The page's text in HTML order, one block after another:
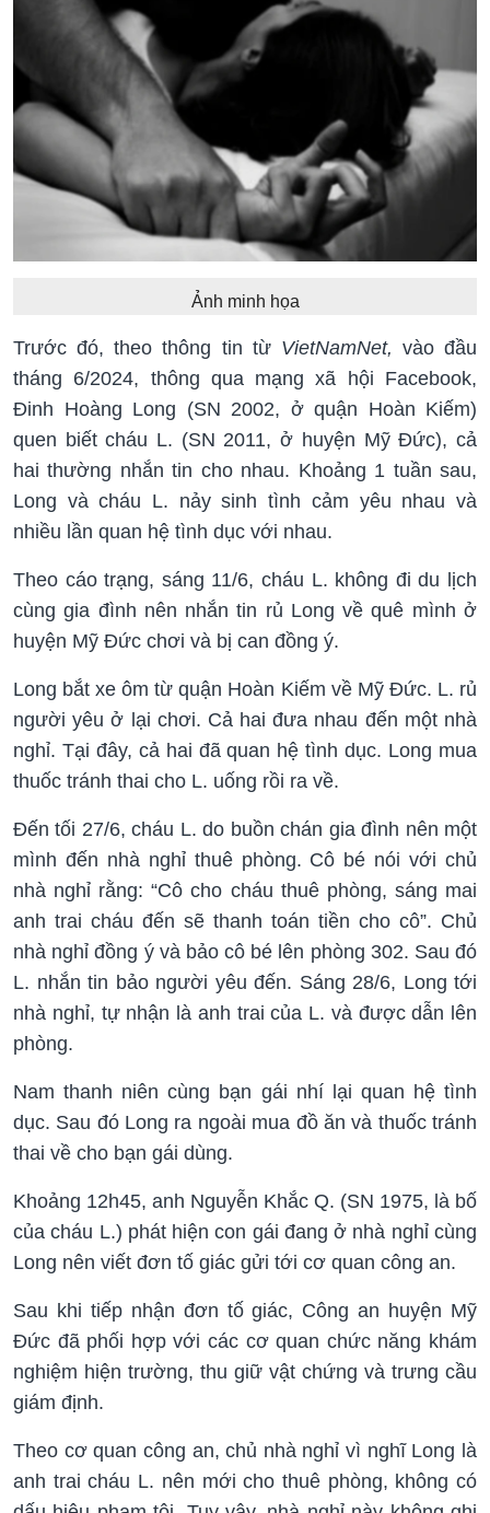
Ảnh minh họa
Trước đó, theo thông tin từ VietNamNet, vào đầu
tháng 6/2024, thông qua mạng xã hội Facebook,
Đinh Hoàng Long (SN 2002, ở quận Hoàn Kiếm)
quen biết cháu L. (SN 2011, ở huyện Mỹ Đức), cả
hai thường nhắn tin cho nhau. Khoảng 1 tuần sau,
Long và cháu L. nảy sinh tình cảm yêu nhau và
nhiều lần quan hệ tình dục với nhau.
Theo cáo trạng, sáng 11/6, cháu L. không đi du lịch
cùng gia đình nên nhắn tin rủ Long về quê mình ở
huyện Mỹ Đức chơi và bị can đồng ý.
Long bắt xe ôm từ quận Hoàn Kiếm về Mỹ Đức. L. rủ
người yêu ở lại chơi. Cả hai đưa nhau đến một nhà
nghỉ. Tại đây, cả hai đã quan hệ tình dục. Long mua
thuốc tránh thai cho L. uống rồi ra về.
Đến tối 27/6, cháu L. do buồn chán gia đình nên một
mình đến nhà nghỉ thuê phòng. Cô bé nói với chủ
nhà nghỉ rằng: “Cô cho cháu thuê phòng, sáng mai
anh trai cháu đến sẽ thanh toán tiền cho cô”. Chủ
nhà nghỉ đồng ý và bảo cô bé lên phòng 302. Sau đó
L. nhắn tin bảo người yêu đến. Sáng 28/6, Long tới
nhà nghỉ, tự nhận là anh trai của L. và được dẫn lên
phòng.
Nam thanh niên cùng bạn gái nhí lại quan hệ tình
dục. Sau đó Long ra ngoài mua đồ ăn và thuốc tránh
thai về cho bạn gái dùng.
Khoảng 12h45, anh Nguyễn Khắc Q. (SN 1975, là bố
của cháu L.) phát hiện con gái đang ở nhà nghỉ cùng
Long nên viết đơn tố giác gửi tới cơ quan công an.
Sau khi tiếp nhận đơn tố giác, Công an huyện Mỹ
Đức đã phối hợp với các cơ quan chức năng khám
nghiệm hiện trường, thu giữ vật chứng và trưng cầu
giám định.
Theo cơ quan công an, chủ nhà nghỉ vì nghĩ Long là
anh trai cháu L. nên mới cho thuê phòng, không có